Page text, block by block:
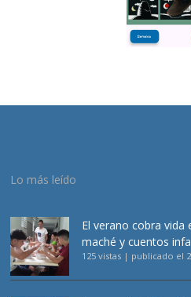
Lo más leído
El verano cobra vida
maché y cuentos
125 vistas | publicado el